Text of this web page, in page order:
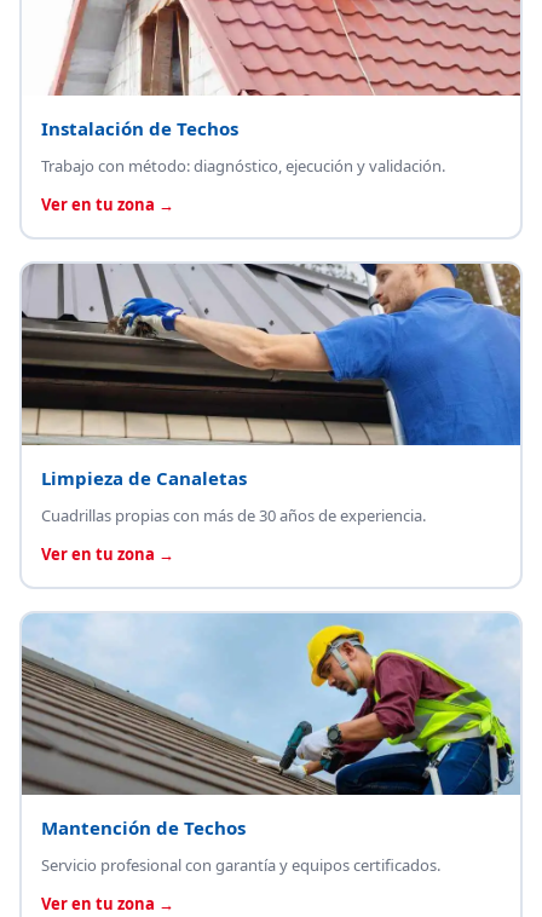
Instalación de Techos
Trabajo con método: diagnóstico, ejecución y validación.
Ver en tu zona →
Limpieza de Canaletas
Cuadrillas propias con más de 30 años de experiencia.
Ver en tu zona →
Mantención de Techos
Servicio profesional con garantía y equipos certificados.
Ver en tu zona →